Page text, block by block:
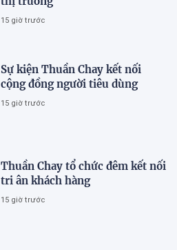
15 giờ trước
Sự kiện Thuần Chay kết nối
cộng đồng người tiêu dùng
15 giờ trước
Thuần Chay tổ chức đêm kết nối
tri ân khách hàng
15 giờ trước